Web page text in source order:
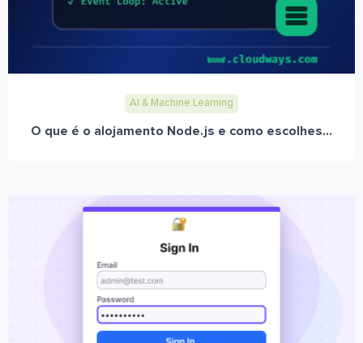
AI & Machine Learning
O que é o alojamento Node.js e como escolhes...